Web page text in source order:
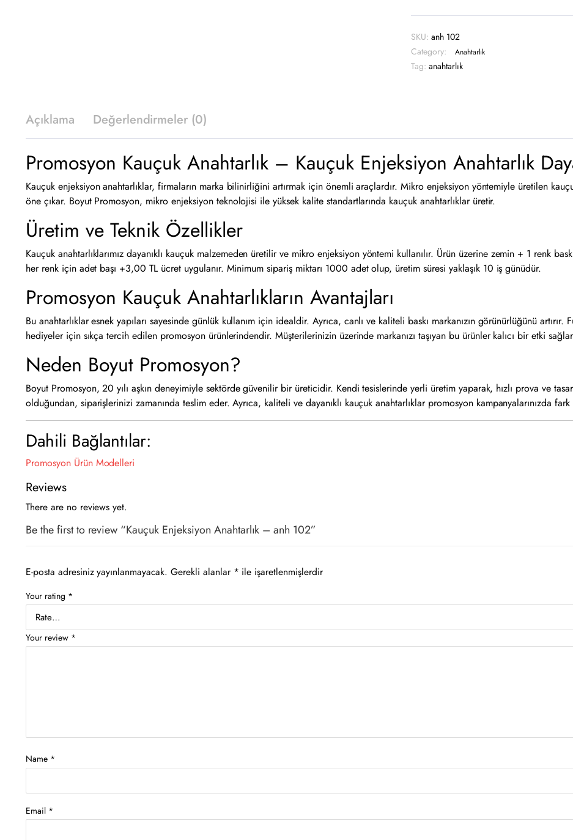
102
SKU: anh 102
Category:
Anahtarlık
Tag: anahtarlık
Açıklama Değerlendirmeler (0)
Promosyon Kauçuk Anahtarlık – Kauçuk Enjeksiyon Anahtarlık
Kauçuk enjeksiyon anahtarlıklar, firmaların marka bilinirliğini artırmak için önemli araçlardır. Mikro enjeksiyon yöntemiyle üretilen
öne çıkar. Boyut Promosyon, mikro enjeksiyon teknolojisi ile yüksek kalite standartlarında kauçuk anahtarlıklar üretir.
Üretim ve Teknik Özellikler
Kauçuk anahtarlıklarımız dayanıklı kauçuk malzemeden üretilir ve mikro enjeksiyon yöntemi kullanılır. Ürün üzerine zemin + 1 renk
her renk için adet başı +3,00 TL ücret uygulanır. Minimum sipariş miktarı 1000 adet olup, üretim süresi yaklaşık 10 iş günüdür.
Promosyon Kauçuk Anahtarlıkların Avantajları
Bu anahtarlıklar esnek yapıları sayesinde günlük kullanım için idealdir. Ayrıca, canlı ve kaliteli baskı markanızın görünürlüğünü
hediyeler için sıkça tercih edilen promosyon ürünlerindendir. Müşterilerinizin üzerinde markanızı taşıyan bu ürünler kalıcı bir etki
Neden Boyut Promosyon?
Boyut Promosyon, 20 yılı aşkın deneyimiyle sektörde güvenilir bir üreticidir. Kendi tesislerinde yerli üretim yaparak, hızlı prova ve
olduğundan, siparişlerinizi zamanında teslim eder. Ayrıca, kaliteli ve dayanıklı kauçuk anahtarlıklar promosyon kampanyalarınızda fark
Dahili Bağlantılar:
Promosyon Ürün Modelleri
Reviews
There are no reviews yet.
Be the first to review “Kauçuk Enjeksiyon Anahtarlık – anh 102”
E-posta adresiniz yayınlanmayacak. Gerekli alanlar * ile işaretlenmişlerdir
Your rating *
Your review *
Name *
Email *